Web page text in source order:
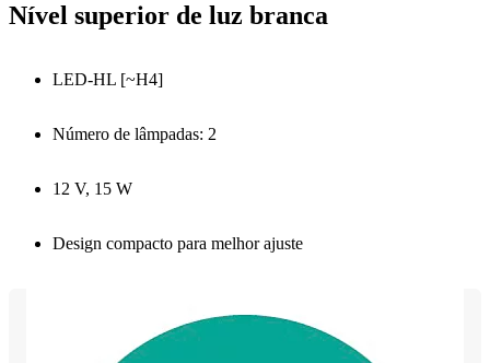
Nível superior de luz branca
LED-HL [~H4]
Número de lâmpadas: 2
12 V, 15 W
Design compacto para melhor ajuste